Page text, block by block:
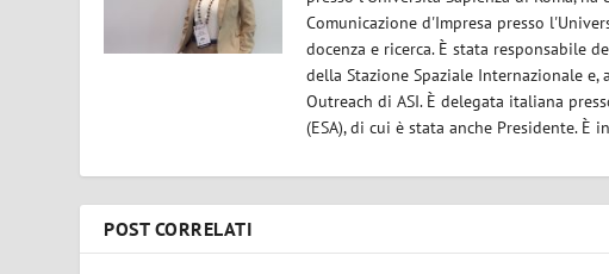
Comunicazione d'Impresa presso
docenza e ricerca. È stata
della Stazione Spaziale Internazionale
Outreach di ASI. È delegata italiana
(ESA), di cui è stata anche Presidente.
POST CORRELATI